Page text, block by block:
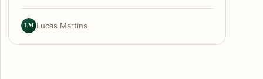
LM Lucas Martins